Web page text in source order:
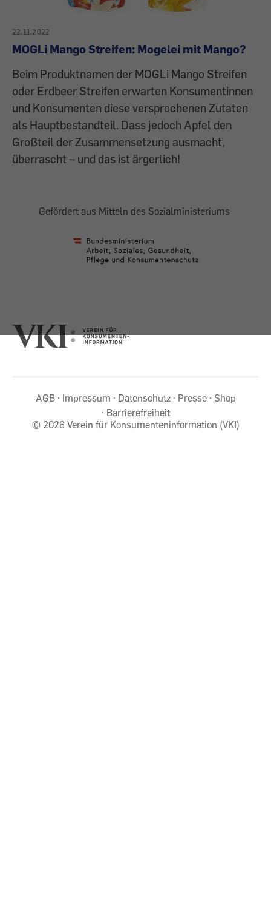
22.11.2022
MOGLi Mango Streifen: Mogelei mit Mango?
Beim Produktnamen der MOGLi Mango Streifen
oder Erdbeer Streifen erwarten Konsumentinnen
und Konsumenten diese versprochenen Zutaten
als Hauptbestandteil. Dass jedoch Apfel den
Großteil der Zusammensetzung ausmacht,
überrascht – und das ist ärgerlich!
Gefördert aus Mitteln des Sozialministeriums
AGB Impressum Datenschutz Presse
Shop
Barrierefreiheit
© 2026 Verein für Konsumenteninformation (VKI)